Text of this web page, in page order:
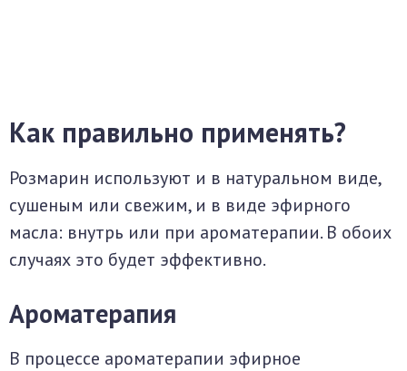
Как правильно применять?
Розмарин используют и в натуральном виде,
сушеным или свежим, и в виде эфирного
масла: внутрь или при ароматерапии. В обоих
случаях это будет эффективно.
Ароматерапия
В процессе ароматерапии эфирное